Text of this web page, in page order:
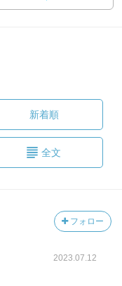
新着順
全文
フォロー
2023.07.12